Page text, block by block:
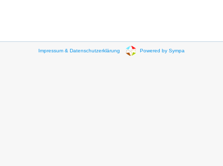
Impressum & Datenschutzerklärung Powered by Sympa